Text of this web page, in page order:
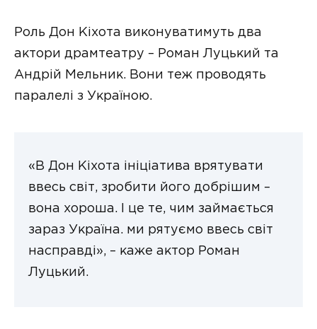
Роль Дон Кіхота виконуватимуть два
актори драмтеатру – Роман Луцький та
Андрій Мельник. Вони теж проводять
паралелі з Україною.
«В Дон Кіхота ініціатива врятувати
ввесь світ, зробити його добрішим –
вона хороша. І це те, чим займається
зараз Україна. ми рятуємо ввесь світ
насправді», – каже актор Роман
Луцький.